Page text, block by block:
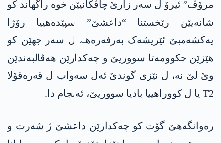
مرۆڤ” ئیرۆ ل سەر زارێ چاڤکانیێن خوە راگهاند کو
شانه‌یێن رێخستنا “داعشێ” سپێده‌هییا رۆژا
یەکشەمبێ ئێریشەک بەرفەرەهـ، ل سەر جهێن کو
هێزێن حکوومەتا سووریێ و چەکدارێن هەڤالبەندێن
وێ لێ نە، ل نێزی گوندێ ئەل سەواب ل قەرەقۆلا
T2 یا ل کووراهییا بادیا سووریێ، ئه‌نجام دا.
رەوانگەهێ گۆت کو چەکدارێن داعشێ ژ شەرت و